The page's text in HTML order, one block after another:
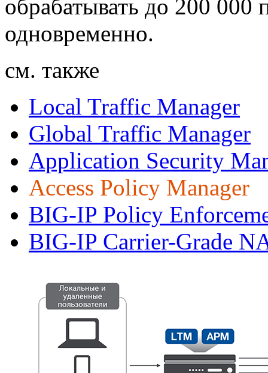
обрабатывать до 200 000
одновременно.
см. также
Local Traffic Manager
Global Traffic Manager
Application Security
Access Policy Manager
BIG-IP Policy
BIG-IP Carrier-Grade